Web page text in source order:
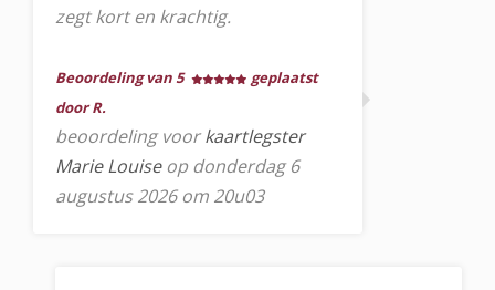
zegt kort en krachtig.
Beoordeling van 5
geplaatst
door R.
beoordeling voorkaartlegster
Marie Louiseop donderdag 6
augustus 2026 om 20u03